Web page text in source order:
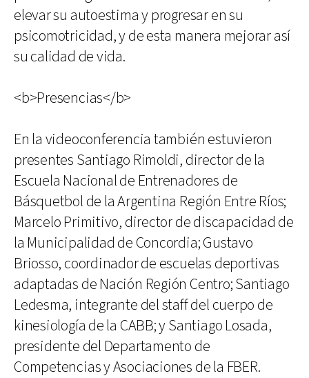
elevar su autoestima y progresar en su
psicomotricidad, y de esta manera mejorar así
su calidad de vida.
<b>Presencias</b>
En la videoconferencia también estuvieron
presentes Santiago Rimoldi, director de la
Escuela Nacional de Entrenadores de
Básquetbol de la Argentina Región Entre Ríos;
Marcelo Primitivo, director de discapacidad de
la Municipalidad de Concordia; Gustavo
Briosso, coordinador de escuelas deportivas
adaptadas de Nación Región Centro; Santiago
Ledesma, integrante del staff del cuerpo de
kinesiología de la CABB; y Santiago Losada,
presidente del Departamento de
Competencias y Asociaciones de la FBER.